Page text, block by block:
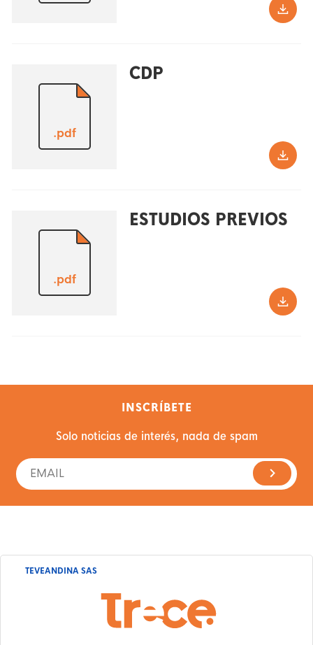
.pdf
CDP
.pdf
ESTUDIOS PREVIOS
INSCRÍBETE
Solo noticias de interés, nada de spam
TEVEANDINA SAS